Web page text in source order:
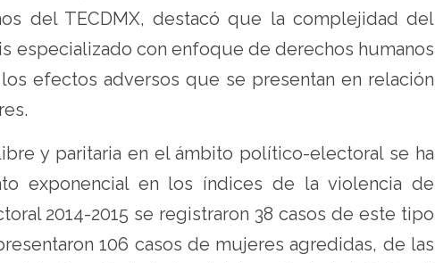
del TECDMX, destacó que la complejidad del
especializado con enfoque de derechos humanos
efectos adversos que se presentan en relación
y paritaria en el ámbito político-electoral se ha
exponencial en los índices de la violencia de
2014-2015 se registraron 38 casos de este tipo
106 casos de mujeres agredidas, de las